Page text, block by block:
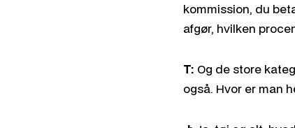
kommission, du
afgør, hvilken
T: Og de store
også. Hvor er man